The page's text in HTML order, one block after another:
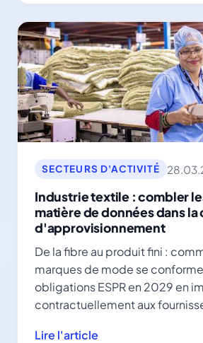
SECTEURS D'ACTIVITÉ
Industrie textile : combler
matière de données dans la
d'approvisionnement
De la fibre au produit fini :
marques de mode se
obligations ESPR en 2029 en
contractuellement aux
Lire l'article